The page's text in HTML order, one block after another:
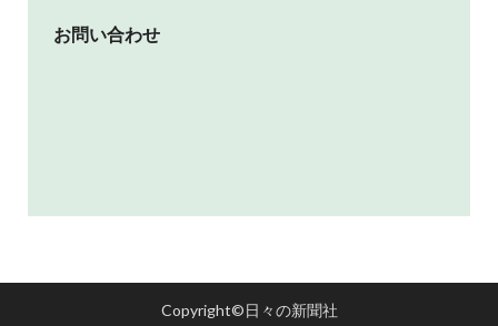
お問い合わせ
Copyright©日々の新聞社